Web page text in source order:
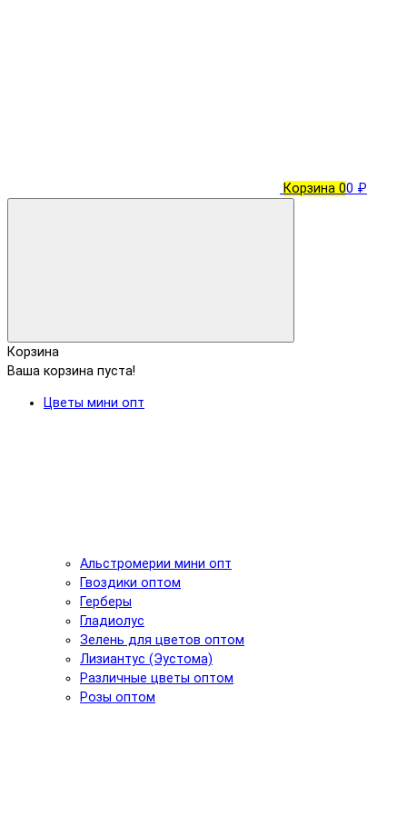
Корзина 00 ₽
Корзина
Ваша корзина пуста!
Цветы мини опт
Альстромерии мини опт
Гвоздики оптом
Герберы
Гладиолус
Зелень для цветов оптом
Лизиантус (Эустома)
Различные цветы оптом
Розы оптом